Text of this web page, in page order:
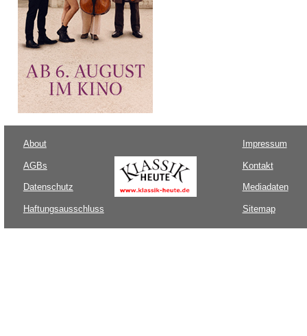
About
AGBs
Datenschutz
Haftungsausschluss
Impressum
Kontakt
Mediadaten
Sitemap